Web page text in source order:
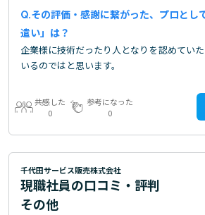
その評価・感謝に繋がった、プロとし
遣い」は？
企業様に技術だったり人となりを認めてい
いるのではと思います。
共感した
0
参考になった
0
千代田サービス販売株式会社
現職社員の口コミ・評判
その他